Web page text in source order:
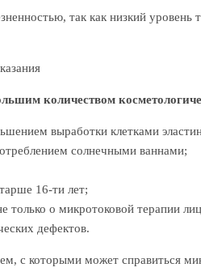
так как низкий
количеством
выработки клетками
солнечными ваннами;
16-ти лет;
только о микротоковой терапии
дефектов.
с которыми может справиться